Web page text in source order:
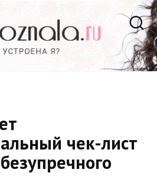
чек-лист